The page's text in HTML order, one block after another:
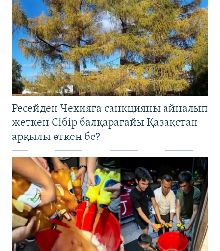
Ресейден Чехияға санкцияны айналып
жеткен Сібір балқарағайы Қазақстан
арқылы өткен бе?